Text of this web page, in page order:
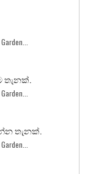
තැනක්.